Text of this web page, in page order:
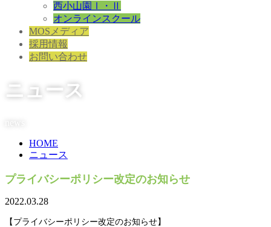
西小山園Ⅰ・Ⅱ
オンラインスクール
MOSメディア
採用情報
お問い合わせ
ニュース
HOME
ニュース
プライバシーポリシー改定のお知らせ
2022.03.28
【プライバシーポリシー改定のお知らせ】